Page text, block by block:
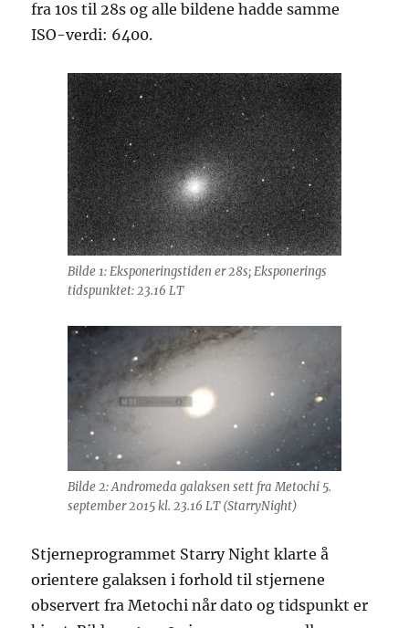
fra 10s til 28s og alle bildene hadde samme
ISO-verdi: 6400.
Bilde 1: Eksponeringstiden er 28s; Eksponerings
tidspunktet: 23.16 LT
Bilde 2: Andromeda galaksen sett fra Metochi 5.
september 2015 kl. 23.16 LT (StarryNight)
Stjerneprogrammet Starry Night klarte å
orientere galaksen i forhold til stjernene
observert fra Metochi når dato og tidspunkt er